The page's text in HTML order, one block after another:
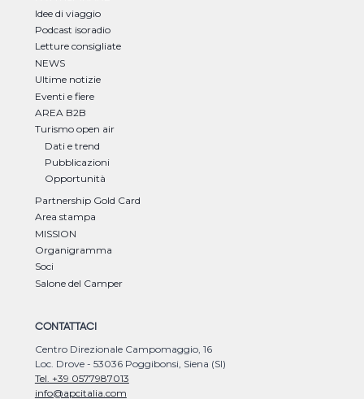
Idee di viaggio
Podcast isoradio
Letture consigliate
NEWS
Ultime notizie
Eventi e fiere
AREA B2B
Turismo open air
Dati e trend
Pubblicazioni
Opportunità
Partnership Gold Card
Area stampa
MISSION
Organigramma
Soci
Salone del Camper
CONTATTACI
Centro Direzionale Campomaggio, 16
Loc. Drove - 53036 Poggibonsi, Siena (SI)
Tel. +39 0577987013
info@apcitalia.com